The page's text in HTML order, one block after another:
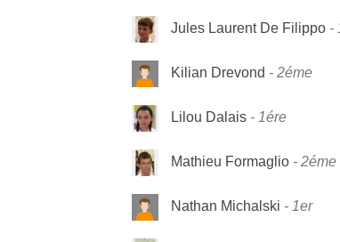
Jules Laurent De Filippo
Kilian Drevond 2éme
Lilou Dalais 1ére
Mathieu Formaglio 2éme
Nathan Michalski 1er